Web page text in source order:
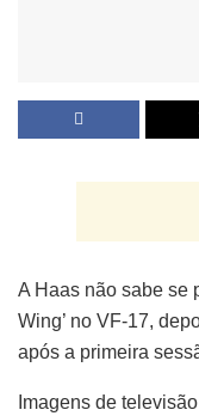
A Haas não sabe se
Wing’ no VF-17,
após a primeira
Imagens de